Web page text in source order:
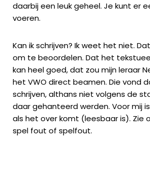
daarbij een leuk geheel. Je kunt er
voeren.
Kan ik schrijven? Ik weet het niet.
om te beoordelen. Dat het
kan heel goed, dat zou mijn leraar
het VWO direct beamen. Die vond
schrijven, althans niet volgens de
daar gehanteerd werden. Voor mij
als het over komt (leesbaar is). Zie
spel fout of spelfout.